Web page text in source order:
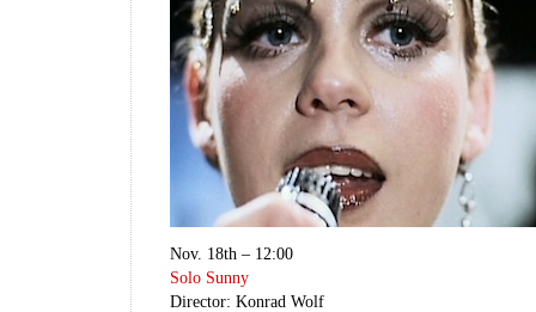
Nov. 18th – 12:00
Solo Sunny
Director: Konrad Wolf